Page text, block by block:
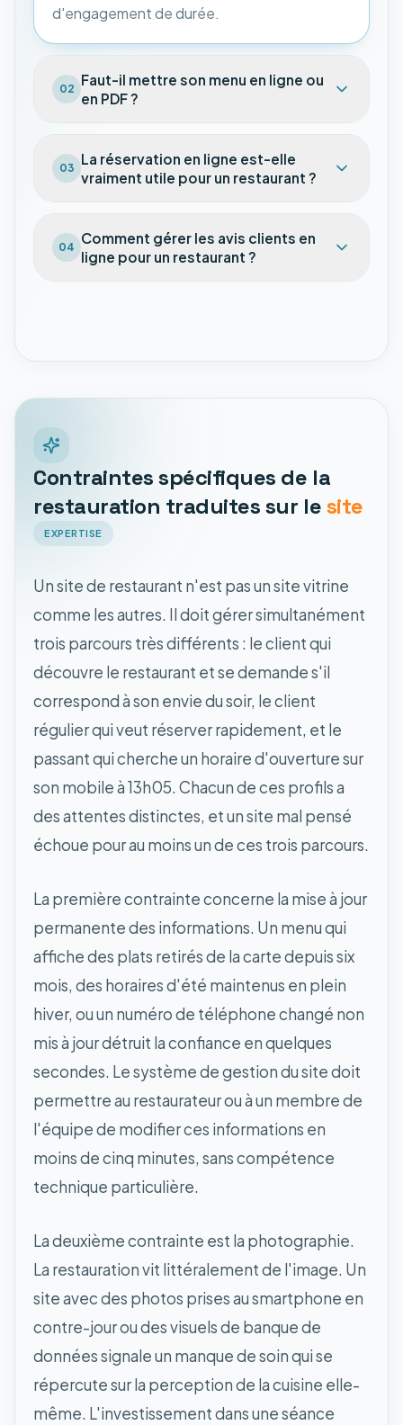
d'engagement de durée.
02
Faut-il mettre son menu en ligne ou
en PDF ?
03
La réservation en ligne est-elle
vraiment utile pour un restaurant ?
04
Comment gérer les avis clients en
ligne pour un restaurant ?
Contraintes spécifiques de la
restauration traduites sur lesite
EXPERTISE
Un site de restaurant n'est pas un site vitrine
comme les autres. Il doit gérer simultanément
trois parcours très différents : le client qui
découvre le restaurant et se demande s'il
correspond à son envie du soir, le client
régulier qui veut réserver rapidement, et le
passant qui cherche un horaire d'ouverture sur
son mobile à 13h05. Chacun de ces profils a
des attentes distinctes, et un site mal pensé
échoue pour au moins un de ces trois parcours.
La première contrainte concerne la mise à jour
permanente des informations. Un menu qui
affiche des plats retirés de la carte depuis six
mois, des horaires d'été maintenus en plein
hiver, ou un numéro de téléphone changé non
mis à jour détruit la confiance en quelques
secondes. Le système de gestion du site doit
permettre au restaurateur ou à un membre de
l'équipe de modifier ces informations en
moins de cinq minutes, sans compétence
technique particulière.
La deuxième contrainte est la photographie.
La restauration vit littéralement de l'image. Un
site avec des photos prises au smartphone en
contre-jour ou des visuels de banque de
données signale un manque de soin qui se
répercute sur la perception de la cuisine elle-
même. L'investissement dans une séance